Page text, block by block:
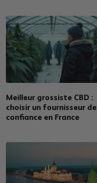
Meilleur grossiste CBD :
choisir un fournisseur de
confiance en France